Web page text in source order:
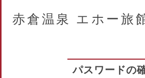
赤倉温泉 エホー旅
パスワードの